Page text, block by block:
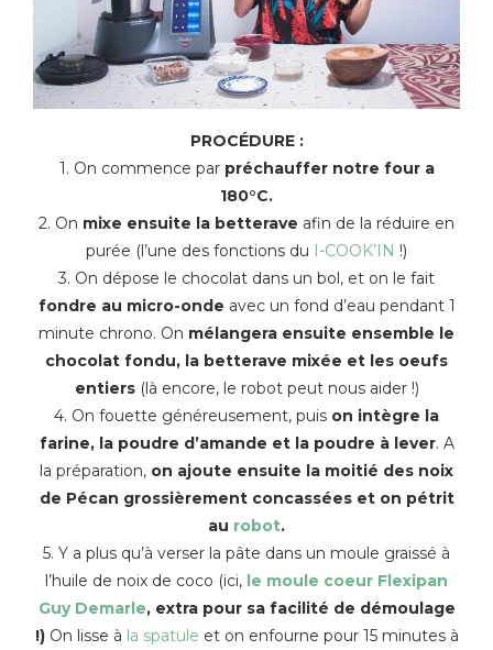
PROCÉDURE :
1. On commence par préchauffer notre four a
180°C.
2. On mixe ensuite la betterave afin de la réduire en
purée (l’une des fonctions du I-COOK’IN !)
3. On dépose le chocolat dans un bol, et on le fait
fondre au micro-onde avec un fond d’eau pendant 1
minute chrono. On mélangera ensuite ensemble le
chocolat fondu, la betterave mixée et les oeufs
entiers(là encore, le robot peut nous aider !)
4. On fouette généreusement, puis on intègre la
farine, la poudre d’amande et la poudre à lever. A
la préparation, on ajoute ensuite la moitié des noix
de Pécan grossièrement concassées et on pétrit
au robot.
5. Y a plus qu’à verser la pâte dans un moule graissé à
l’huile de noix de coco (ici, le moule coeur Flexipan
Guy Demarle, extra pour sa facilité de démoulage
!)On lisse à la spatule et on enfourne pour 15 minutes à